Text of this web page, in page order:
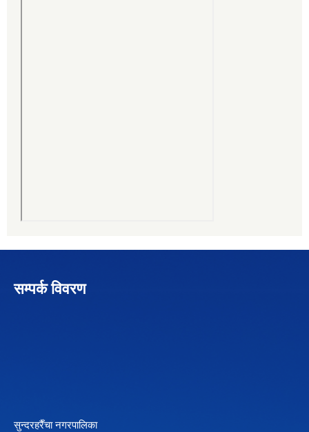
सम्पर्क विवरण
सुन्दरहरैँचा नगरपालिका